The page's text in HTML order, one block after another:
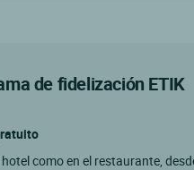
de fidelización ETIK
hotel como en el restaurante,